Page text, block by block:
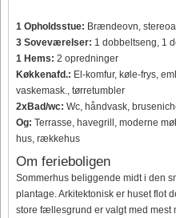
1 Opholdsstue: Brændeovn,
3 Soveværelser: 1 dobbeltseng, 1
1 Hems: 2 opredninger
Køkkenafd.: El-komfur, køle-frys,
vaskemask., tørretumbler
2xBad/wc: Wc, håndvask,
Og: Terrasse, havegrill, moderne
hus, rækkehus
Om ferieboligen
Sommerhus beliggende midt i den
plantage. Arkitektonisk er huset flot
store fællesgrund er valgt med mest